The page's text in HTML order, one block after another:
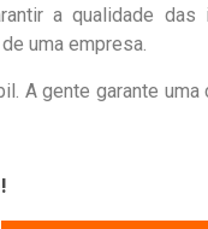
a qualidade das
uma empresa.
A gente garante uma